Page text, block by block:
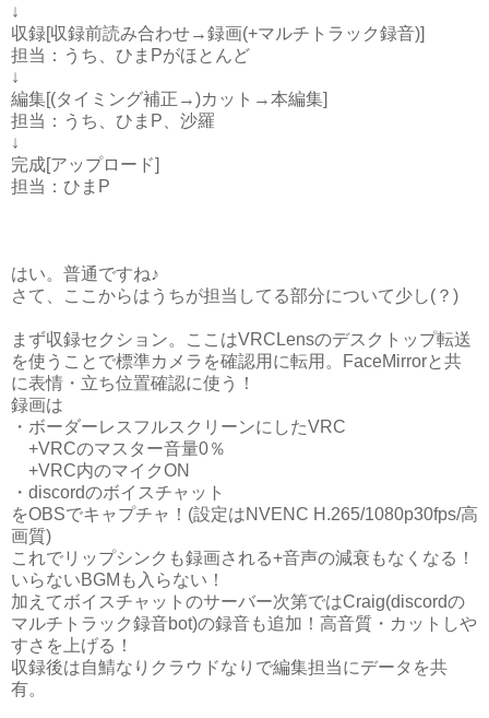
↓
収録[収録前読み合わせ→録画(+マルチトラック録音)]
担当 ：うち、ひまPがほとんど
↓
編集[(タイミング補正→)カット→本編集]
担当：うち、ひまP、沙羅
↓
完成[アップロード]
担当：ひまP
はい。普通ですね♪
さて、ここからはうちが担当してる部分について少し(？)
まず収録セクション。ここはVRCLensのデスクトップ転送
を使うことで標準カメラを確認用に転用。FaceMirrorと共
に表情・立ち位置確認に使う！
録画は
・ボーダーレスフルスクリーンにしたVRC
+VRCのマスター音量0％
+VRC内のマイクON
・discordのボイスチャット
をOBSでキャプチャ！(設定はNVENC H.265/1080p30fps/高
画質)
これでリップシンクも録画される+音声の減衰もなくなる！
いらないBGMも入らない！
加えてボイスチャットのサーバー次第ではCraig(discordの
マルチトラック録音bot)の録音も追加！高音質・カットしや
すさを上げる！
収録後は自鯖なりクラウドなりで編集担当にデータを共
有。